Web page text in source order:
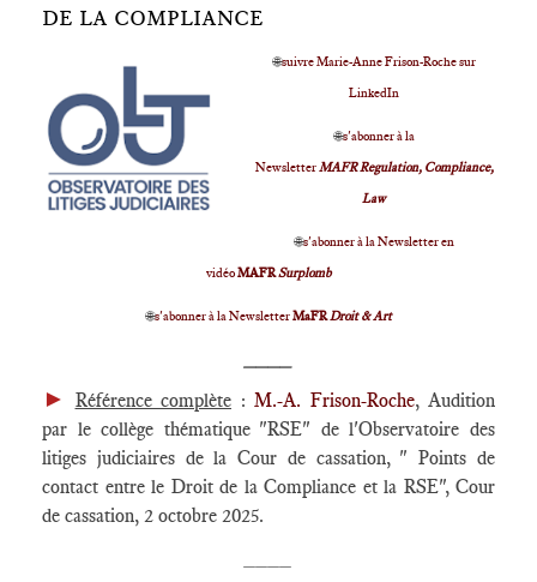
DE LA COMPLIANCE
🌐suivre Marie-Anne Frison-Roche sur
LinkedIn
🌐s'abonner à la
NewsletterMAFR Regulation, Compliance,
Law
🌐s'abonner à la Newsletter en
vidéoMAFRSurplomb
🌐s'abonner à la NewsletterMaFRDroit & Art
► Référence complète : M.-A. Frison-Roche, Audition
par le collège thématique "RSE" de l'Observatoire des
litiges judiciaires de la Cour de cassation, " Points de
contact entre le Droit de la Compliance et la RSE", Cour
de cassation, 2 octobre 2025.